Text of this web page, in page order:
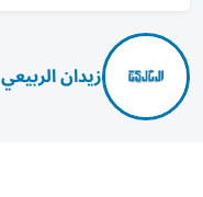
زيدان الربيعي